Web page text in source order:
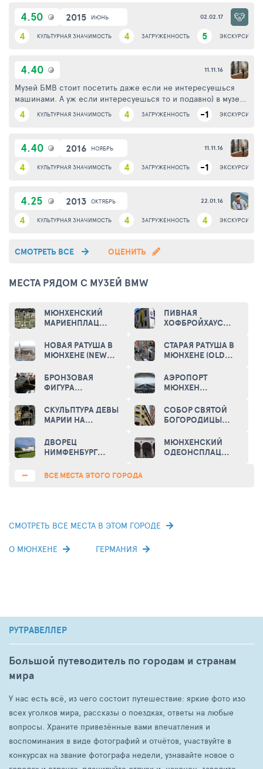
4.50
4 КУЛЬТУРНАЯ ЗНАЧИМОСТЬ 4 ЗАГРУЖЕННОСТЬ 5
2015 ИЮНЬ 02.02.17
4.40
4 КУЛЬТУРНАЯ ЗНАЧИМОСТЬ 4 ЗАГРУЖЕННОСТЬ -1
Музей БМВ стоит посетить даже если не интересуешься
машинами. А уж если интересуешься то и подавно) в музее
можно ознакомиться с историей компании, увидеть и
сфотографировать автомобили а так же купить сувениры.
11.11.16
4.40
4 КУЛЬТУРНАЯ ЗНАЧИМОСТЬ 4 ЗАГРУЖЕННОСТЬ -1
2016 НОЯБРЬ 11.11.16
4.25
4 КУЛЬТУРНАЯ ЗНАЧИМОСТЬ 4 ЗАГРУЖЕННОСТЬ 4
2013 ОКТЯБРЬ 22.01.16
СМОТРЕТЬ ВСЕ ОЦЕНИТЬ
МЕСТА РЯДОМ С МУЗЕЙ BMW
МЮНХЕНСКИЙ
МАРИЕНПЛАЦ
ПИВНАЯ
ХОФБРОЙХАУС
НОВАЯ РАТУША В
МЮНХЕНЕ (NEW
MUNICH)
СТАРАЯ РАТУША В
МЮНХЕНЕ (OLD
БРОНЗОВАЯ
ФИГУРА
МЮНХЕНЕ (NARDIS
JAZZ CLUB)
АЭРОПОРТ
МЮНХЕН
MÜNCHEN FRANZ
JOSEF STRAUSS)
СКУЛЬПТУРА ДЕВЫ
МАРИИ НА
МАРИЕНПЛАЦ
(STATUE DER
AUF DEM
MARIENPLATZ)
СОБОР СВЯТОЙ
БОГОРОДИЦЫ
ДВОРЕЦ
НИМФЕНБУРГ
PALACE)
МЮНХЕНСКИЙ
ОДЕОНСПЛАЦ
ВСЕ МЕСТА ЭТОГО ГОРОДА
СМОТРЕТЬ ВСЕ МЕСТА В ЭТОМ ГОРОДЕ
О МЮНХЕНЕ ГЕРМАНИЯ
РУТРАВЕЛЛЕР
Большой путеводитель по городам и странам
мира
У нас есть всё, из чего состоит путешествие: яркие фото изо
всех уголков мира, рассказы о поездках, ответы на любые
вопросы. Храните привезённые вами впечатления и
воспоминания в виде фотографий и отчётов, участвуйте в
конкурсах на звание фотографа недели, узнавайте новое о